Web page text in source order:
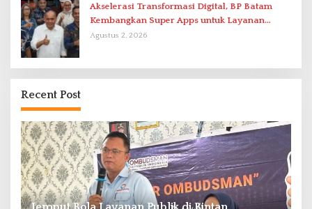
Akselerasi Transformasi Digital, BP Batam
Kembangkan Super Apps untuk Layanan
Terpadu
Agustus 2, 2026
Recent Post